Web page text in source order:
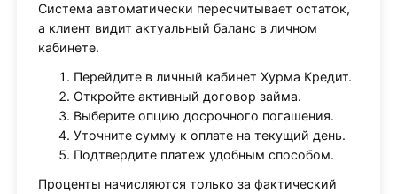
Система автоматически пересчитывает остаток,
а клиент видит актуальный баланс в личном
кабинете.
Перейдите в личный кабинет Хурма Кредит.
Откройте активный договор займа.
Выберите опцию досрочного погашения.
Уточните сумму к оплате на текущий день.
Подтвердите платеж удобным способом.
Проценты начисляются только за фактический